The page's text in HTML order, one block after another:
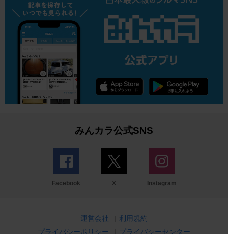
みんカラ公式SNS
Facebook X Instagram
運営会社 | 利用規約
プライバシーポリシー
| プライバシーセンター